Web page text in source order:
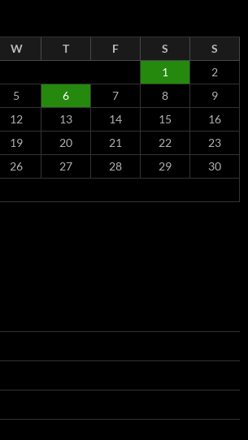
W T F S
S
1
2
5 6 7 8
9
12 13 14 15
16
19 20 21 22
23
26 27 28 29
30